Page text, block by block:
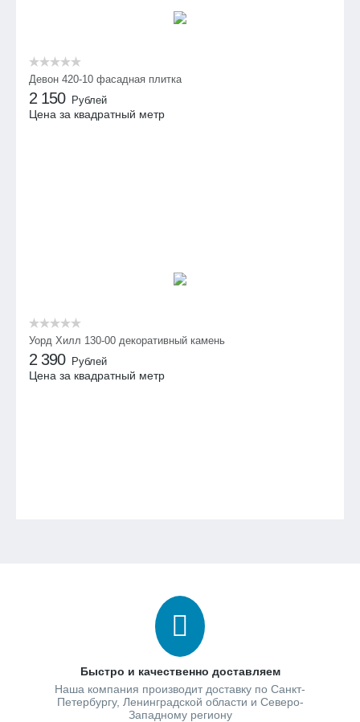
Девон 420-10 фасадная плитка
2 150 Рублей
Цена за квадратный метр
Уорд Хилл 130-00 декоративный камень
2 390 Рублей
Цена за квадратный метр
Быстро и качественно доставляем
Наша компания производит доставку по Санкт-
Петербургу, Ленинградской области и Северо-
Западному региону